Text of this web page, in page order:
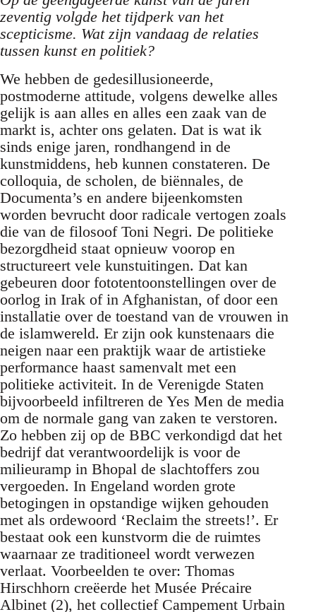
zeventig volgde het tijdperk van het
scepticisme. Wat zijn vandaag de relaties
tussen kunst en politiek?
We hebben de gedesillusioneerde,
postmoderne attitude, volgens dewelke alles
gelijk is aan alles en alles een zaak van de
markt is, achter ons gelaten. Dat is wat ik
sinds enige jaren, rondhangend in de
kunstmiddens, heb kunnen constateren. De
colloquia, de scholen, de biënnales, de
Documenta’s en andere bijeenkomsten
worden bevrucht door radicale vertogen zoals
die van de filosoof Toni Negri. De politieke
bezorgdheid staat opnieuw voorop en
structureert vele kunstuitingen. Dat kan
gebeuren door fototentoonstellingen over de
oorlog in Irak of in Afghanistan, of door een
installatie over de toestand van de vrouwen in
de islamwereld. Er zijn ook kunstenaars die
neigen naar een praktijk waar de artistieke
performance haast samenvalt met een
politieke activiteit. In de Verenigde Staten
bijvoorbeeld infiltreren de Yes Men de media
om de normale gang van zaken te verstoren.
Zo hebben zij op de BBC verkondigd dat het
bedrijf dat verantwoordelijk is voor de
milieuramp in Bhopal de slachtoffers zou
vergoeden. In Engeland worden grote
betogingen in opstandige wijken gehouden
met als ordewoord ‘Reclaim the streets!’. Er
bestaat ook een kunstvorm die de ruimtes
waarnaar ze traditioneel wordt verwezen
verlaat. Voorbeelden te over: Thomas
Hirschhorn creëerde het Musée Précaire
Albinet (2), het collectief Campement Urbain